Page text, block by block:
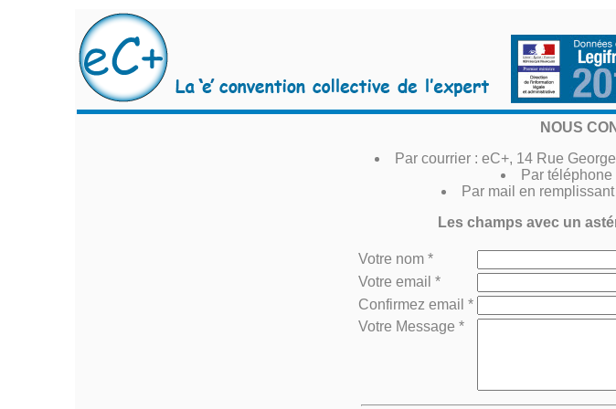
NOUS
Par courrier : eC+, 14 Rue
Par téléphone
Par mail en
Les champs avec un
Votre nom *
Votre email *
Confirmez email *
Votre Message *